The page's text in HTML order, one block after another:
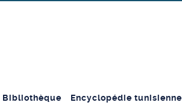
Bibliothèque Encyclopédie tunisienne